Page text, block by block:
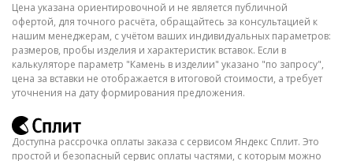
Цена указана ориентировочной и не является публичной
офертой, для точного расчёта, обращайтесь за консультацией к
нашим менеджерам, с учётом ваших индивидуальных параметров:
размеров, пробы изделия и характеристик вставок. Если в
калькуляторе параметр "Камень в изделии" указано "по запросу",
цена за вставки не отображается в итоговой стоимости, а требует
уточнения на дату формирования предложения.
Доступна рассрочка оплаты заказа с сервисом Яндекс Сплит. Это
простой и безопасный сервис оплаты частями, с которым можно